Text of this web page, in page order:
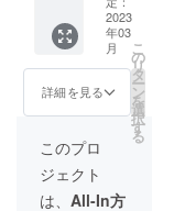
希望に
添えな
い場合
があり
ます。
たって
は専用
アプリ
を
用料 3
か月無
料 + 1回
新品無
償交換
券 税込
52,800
円 ※購
入から2
年以内
までと
2023
年03
月
詳細を見る
こ
の
リ
タ
ー
ン
を
選
択
す
る
このプロ
ジェクト
は、 All-In方